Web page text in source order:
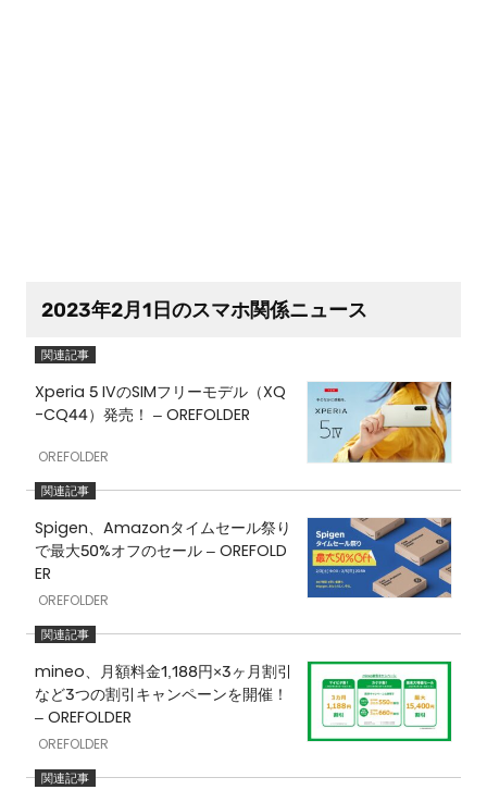
2023年2月1日のスマホ関係ニュース
Xperia 5 IVのSIMフリーモデル（XQ
-CQ44）発売！ – OREFOLDER
OREFOLDER
Spigen、Amazonタイムセール祭り
で最大50%オフのセール – OREFOLD
ER
OREFOLDER
mineo、月額料金1,188円×3ヶ月割引
など3つの割引キャンペーンを開催！
– OREFOLDER
OREFOLDER